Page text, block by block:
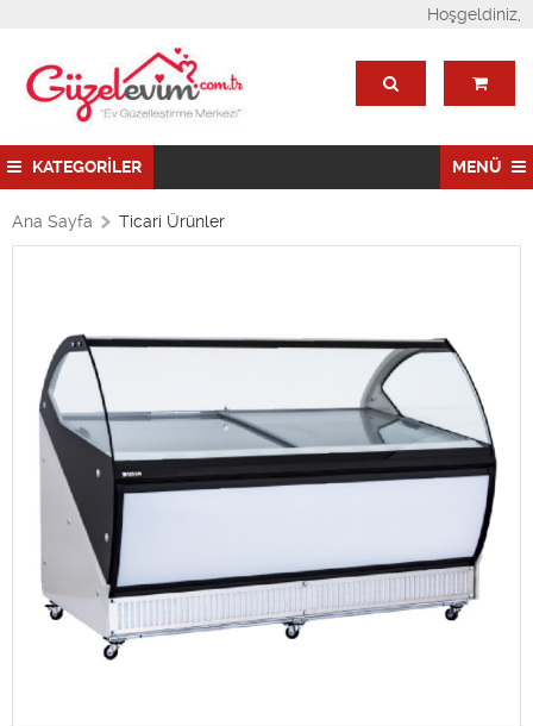
Hoşgeldiniz,
KATEGORİLER MENÜ
Ana Sayfa Ticari Ürünler